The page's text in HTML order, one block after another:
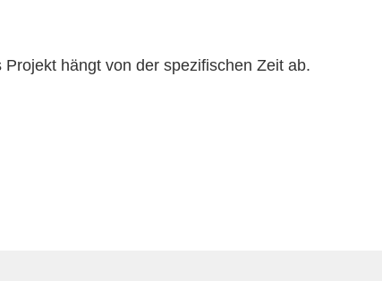
Projekt hängt von der spezifischen Zeit ab.